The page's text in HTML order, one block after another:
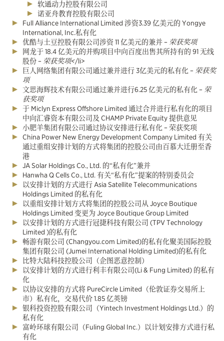
软通动力控股有限公司
诺亚舟教育控股有限公司
Full Alliance International Limited 涉资3.39 亿美元的 Yongye
International, Inc.私有化
优酷与土豆控股有限公司涉资 11 亿美元的兼并 – 荣获奖项
网龙于 18.4 亿美元的并购项目中向百度出售其所持有的 91 无线
股份 – 荣获奖项</li>
巨人网络集团有限公司通过兼并进行 3亿美元的私有化 – 荣获奖
项
文思海辉技术有限公司通过兼并进行6.25 亿美元的私有化 – 荣
获奖项
于 Miclyn Express Offshore Limited 通过合并进行私有化的项目
中向汇睿资本有限公司及 CHAMP Private Equity 提供意见
小肥羊集团有限公司通过协议安排进行私有化 – 荣获奖项
China Power New Energy Development Company Limited 有关
通过重组安排计划的方式将集团的控股公司由百慕大迁册至香
港
JA Solar Holdings Co., Ltd. 的“私有化”兼并
Hanwha Q Cells Co., Ltd. 有关“私有化”提案的特别委员会
以安排计划的方式进行 Asia Satellite Telecommunications
Holdings Limited 的私有化
以重组安排计划方式将集团的控股公司从 Joyce Boutique
Holdings Limited 变更为 Joyce Boutique Group Limited
以安排计划的方式进行冠捷科技有限公司 (TPV Technology
Limited )的私有化
畅游有限公司 (Changyou.com Limited)的私有化聚美国际控股
集团有限公司 (Jumei International Holding Limited)的私有化
比特大陆科技控股公司（企图恶意控制）
以安排计划的方式进行利丰有限公司(Li & Fung Limited) 的私有
化
以协议安排的方式将 PureCircle Limited（伦敦证券交易所上
市）私有化，交易代价 1.85 亿英镑
银科投资控股有限公司（Yintech Investment Holdings Ltd.）的
私有化
富岭环球有限公司（Fuling Global Inc.）以计划安排方式进行私
有化